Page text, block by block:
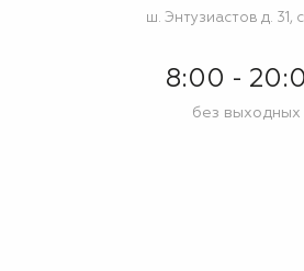
ш. Энтузиастов д. 31,
8:00 -
без выходных